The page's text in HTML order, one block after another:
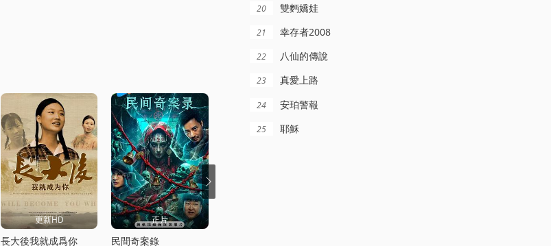
更新HD
長大後我就成爲你
正片
民間奇案錄
20 雙麪嬌娃
21 幸存者2008
22 八仙的傳說
23 真愛上路
24 安珀警報
25 耶穌